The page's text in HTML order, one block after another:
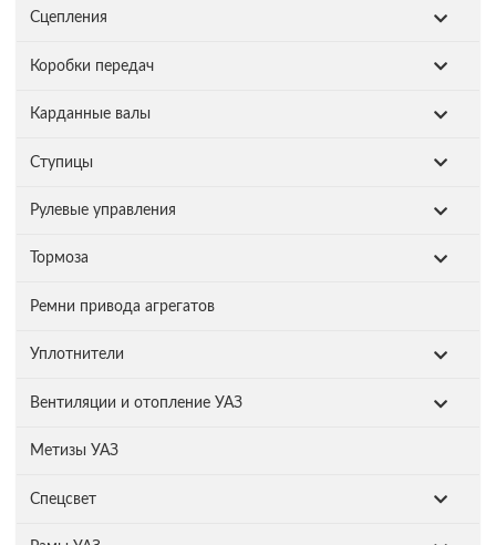
Сцепления
Коробки передач
Карданные валы
Ступицы
Рулевые управления
Тормоза
Ремни привода агрегатов
Уплотнители
Вентиляции и отопление УАЗ
Метизы УАЗ
Спецсвет